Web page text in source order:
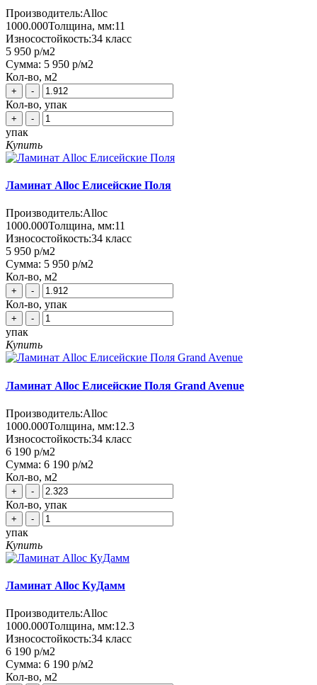
Производитель:Alloc
1000.000Толщина, мм:11
Износостойкость:34 класс
5 950 р/м2
Сумма: 5 950 р/м2
Кол-во, м2
+ -
Кол-во, упак
+ -
упак
Купить
Ламинат Alloc Елисейские Поля
Производитель:Alloc
1000.000Толщина, мм:11
Износостойкость:34 класс
5 950 р/м2
Сумма: 5 950 р/м2
Кол-во, м2
+ -
Кол-во, упак
+ -
упак
Купить
Ламинат Alloc Елисейские Поля Grand Avenue
Производитель:Alloc
1000.000Толщина, мм:12.3
Износостойкость:34 класс
6 190 р/м2
Сумма: 6 190 р/м2
Кол-во, м2
+ -
Кол-во, упак
+ -
упак
Купить
Ламинат Alloc КуДамм
Производитель:Alloc
1000.000Толщина, мм:12.3
Износостойкость:34 класс
6 190 р/м2
Сумма: 6 190 р/м2
Кол-во, м2